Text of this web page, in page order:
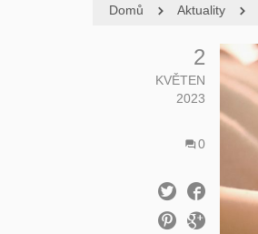
Domů Aktuality
2
KVĚTEN
2023
0